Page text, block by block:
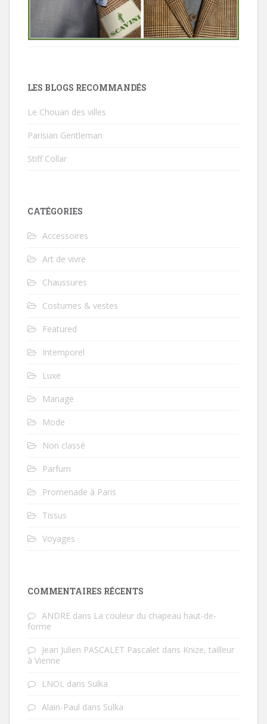
LES BLOGS RECOMMANDÉS
Le Chouan des villes
Parisian Gentleman
Stiff Collar
CATÉGORIES
Accessoires
Art de vivre
Chaussures
Costumes & vestes
Featured
Intemporel
Luxe
Mariage
Mode
Non classé
Parfum
Promenade à Paris
Tissus
Voyages
COMMENTAIRES RÉCENTS
ANDRE dans La couleur du chapeau haut-de-
forme
Jean Julien PASCALET Pascalet dans Knize, tailleur
à Vienne
LNOL dans Sulka
Alain-Paul dans Sulka